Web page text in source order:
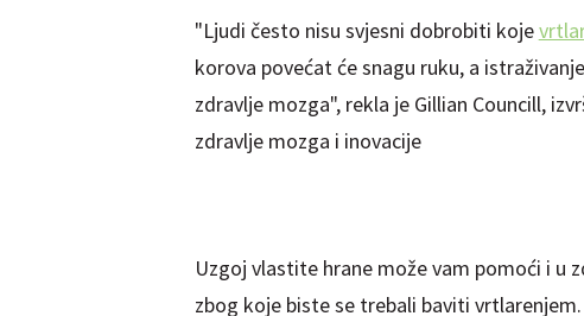
"Ljudi često nisu svjesni dobrobiti koje
korova povećat će snagu ruku, a
zdravlje mozga", rekla je Gillian Councill,
zdravlje mozga i inovacije
Uzgoj vlastite hrane može vam pomoći i u
zbog koje biste se trebali baviti